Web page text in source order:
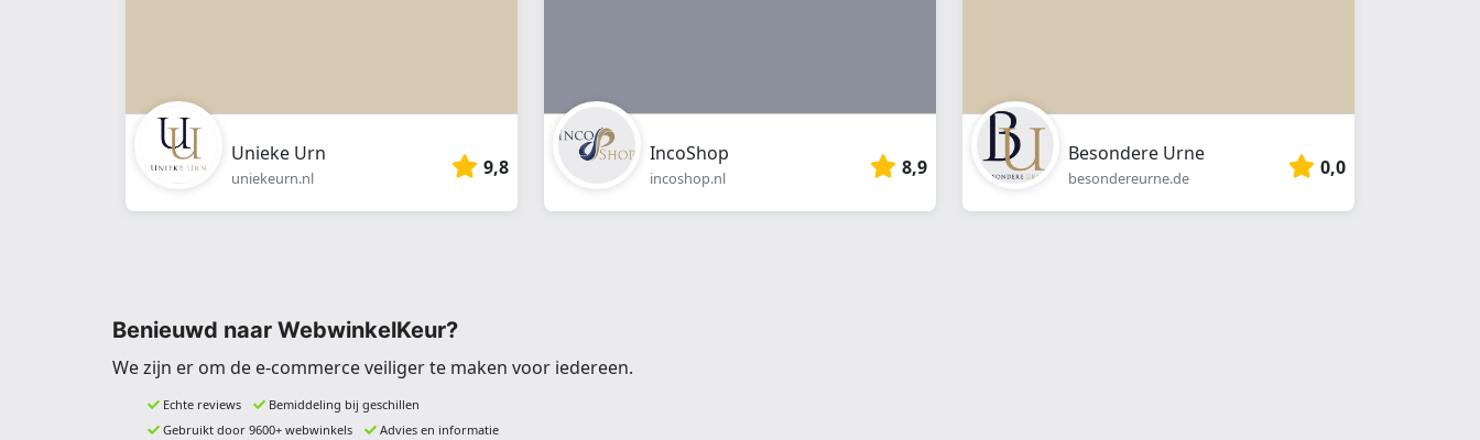
Unieke Urn
uniekeurn.nl 9,8
IncoShop
incoshop.nl 8,9
Besondere Urne
besondereurne.de 0,0
Benieuwd naar WebwinkelKeur?
We zijn er om de e-commerce veiliger te maken voor iedereen.
Echte reviews
Bemiddeling bij geschillen
Gebruikt door 9600+ webwinkels
Advies en informatie